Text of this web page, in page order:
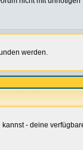
werden.
- deine